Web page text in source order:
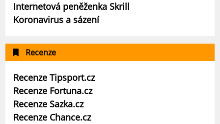
Internetová peněženka Skrill
Koronavirus a sázení
Recenze
Recenze Tipsport.cz
Recenze Fortuna.cz
Recenze Sazka.cz
Recenze Chance.cz